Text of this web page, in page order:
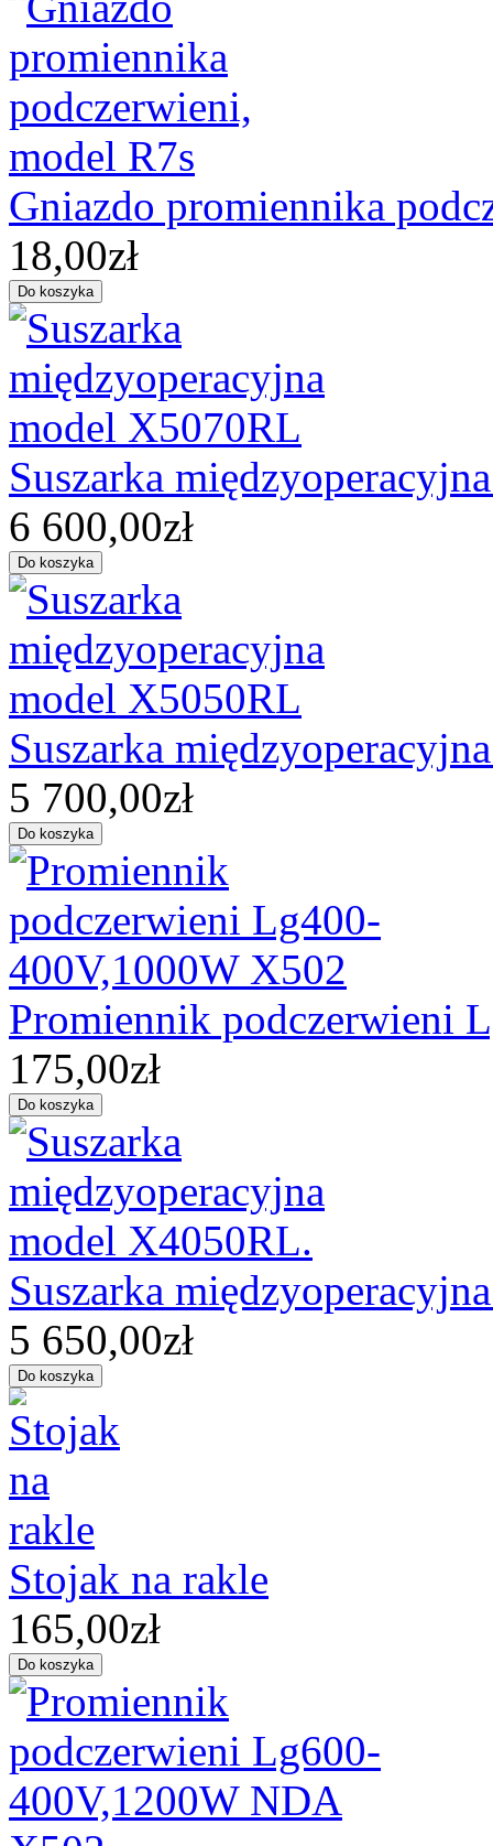
Gniazdo promiennika
18,00zł
Suszarka
6 600,00zł
Suszarka
5 700,00zł
Promiennik podczerwieni
175,00zł
Suszarka
5 650,00zł
Stojak na rakle
165,00zł